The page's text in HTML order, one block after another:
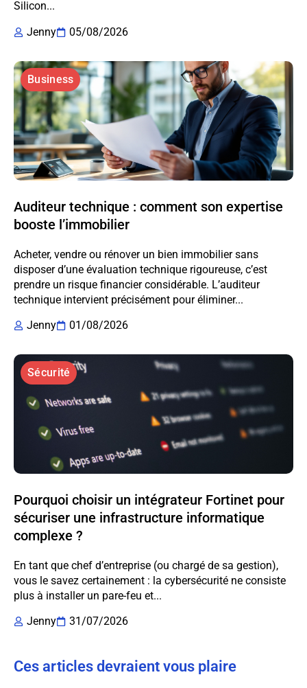
Silicon...
Jenny
05/08/2026
Business
Auditeur technique : comment son expertise
booste l’immobilier
Acheter, vendre ou rénover un bien immobilier sans
disposer d’une évaluation technique rigoureuse, c’est
prendre un risque financier considérable. L’auditeur
technique intervient précisément pour éliminer...
Jenny
01/08/2026
Sécurité
Pourquoi choisir un intégrateur Fortinet pour
sécuriser une infrastructure informatique
complexe ?
En tant que chef d’entreprise (ou chargé de sa gestion),
vous le savez certainement : la cybersécurité ne consiste
plus à installer un pare-feu et...
Jenny
31/07/2026
Ces articles devraient vous plaire